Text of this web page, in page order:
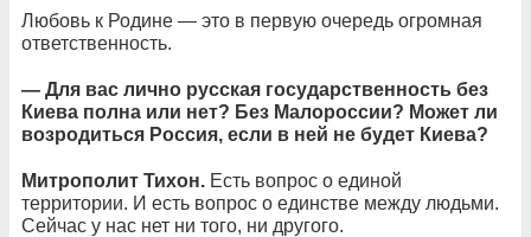
Любовь к Родине — это в первую очередь огромная
ответственность.
— Для вас лично русская государственность без
Киева полна или нет? Без Малороссии? Может ли
возродиться Россия, если в ней не будет Киева?
Митрополит Тихон. Есть вопрос о единой
территории. И есть вопрос о единстве между людьми.
Сейчас у нас нет ни того, ни другого.